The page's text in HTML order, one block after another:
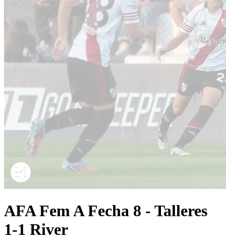
AFA Fem A Fecha 8 - Talleres
1-1 River